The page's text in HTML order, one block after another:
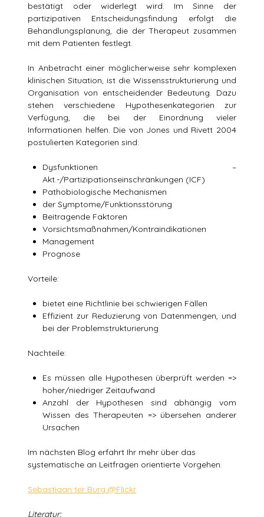
bestätigt oder widerlegt wird. Im Sinne der
partizipativen Entscheidungsfindung erfolgt die
Behandlungsplanung, die der Therapeut zusammen
mit dem Patienten festlegt.
In Anbetracht einer möglicherweise sehr komplexen
klinischen Situation, ist die Wissensstrukturierung und
Organisation von entscheidender Bedeutung. Dazu
stehen verschiedene Hypothesenkategorien zur
Verfügung, die bei der Einordnung vieler
Informationen helfen. Die von Jones und Rivett 2004
postulierten Kategorien sind:
Dysfunktionen –
Akt.-/Partizipationseinschränkungen (ICF)
Pathobiologische Mechanismen
der Symptome/Funktionsstörung
Beitragende Faktoren
Vorsichtsmaßnahmen/Kontraindikationen
Management
Prognose
Vorteile:
bietet eine Richtlinie bei schwierigen Fällen
Effizient zur Reduzierung von Datenmengen, und
bei der Problemstrukturierung
Nachteile:
Es müssen alle Hypothesen überprüft werden =>
hoher/niedriger Zeitaufwand
Anzahl der Hypothesen sind abhängig vom
Wissen des Therapeuten => übersehen anderer
Ursachen
Im nächsten Blog erfahrt Ihr mehr über das
systematische an Leitfragen orientierte Vorgehen.
Sebastiaan ter Burg @Flickr
Literatur: